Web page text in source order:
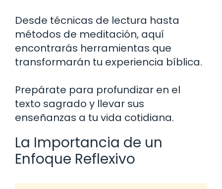
Desde técnicas de lectura hasta
métodos de meditación, aquí
encontrarás herramientas que
transformarán tu experiencia bíblica.
Prepárate para profundizar en el
texto sagrado y llevar sus
enseñanzas a tu vida cotidiana.
La Importancia de un
Enfoque Reflexivo